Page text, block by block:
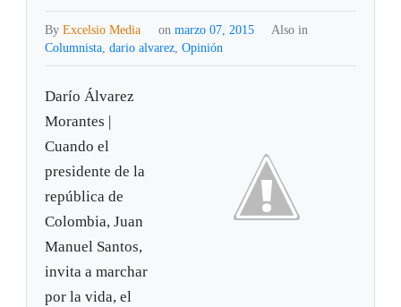
ByExcelsio Media on marzo 07, 2015
Also in
Columnista,dario alvarez,Opinión
Darío Álvarez
Morantes |
Cuando el
presidente de la
república de
Colombia, Juan
Manuel Santos,
invita a marchar
por la vida, el